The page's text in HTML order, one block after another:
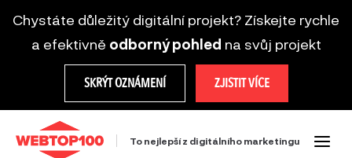
Chystáte důležitý digitální projekt? Získejte rychle
a efektivně odborný pohled na svůj projekt
SKRÝT OZNÁMENÍ ZJISTIT VÍCE
To nejlepší z digitálního marketingu